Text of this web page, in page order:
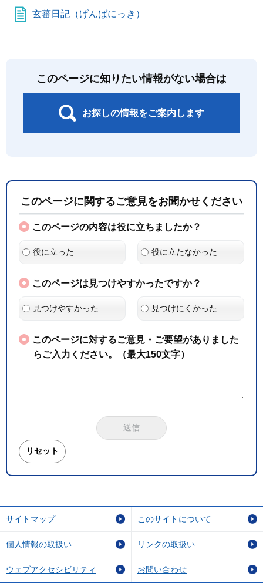
玄蕃日記（げんばにっき）
このページに知りたい情報がない場合は
お探しの情報をご案内します
このページに関するご意見をお聞かせください
このページの内容は役に立ちましたか？
役に立った 役に立たなかった
このページは見つけやすかったですか？
見つけやすかった 見つけにくかった
このページに対するご意見・ご要望がありました
らご入力ください。（最大150文字）
サイトマップ このサイトについて
個人情報の取扱い リンクの取扱い
ウェブアクセシビリティ お問い合わせ